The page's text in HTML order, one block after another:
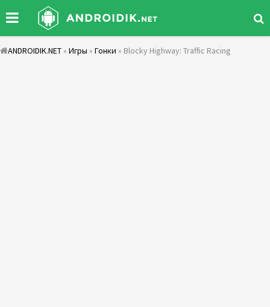
ANDROIDIK.NET » Игры » Гонки » Blocky Highway: Traffic Racing